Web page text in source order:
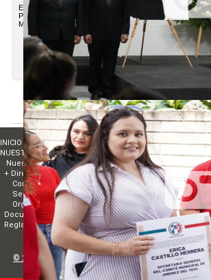
EL PRI INVITA A CONCLUIR LA
PREPARATORIA EN SOLO DOS
MESES
Leer
más
DENUNCIA
ELECTORAL
ASPIRANTES
INICIO
NUESTRO PARTIDO
Nuestro Presidente
+ Directorio
Comité Directivo
Sectores
Organismos Políticos
Documentos básicos
Reglamentos
MUNICIPIOS
ESTRADOS
Convocatorias
Acuerdos
TRANSPARENCIA
TRANSPARENCIA
PODERES PÚBLICOS
Comité Directivo Estatal de
© 2014 Todos los derechos reservados|Contacto